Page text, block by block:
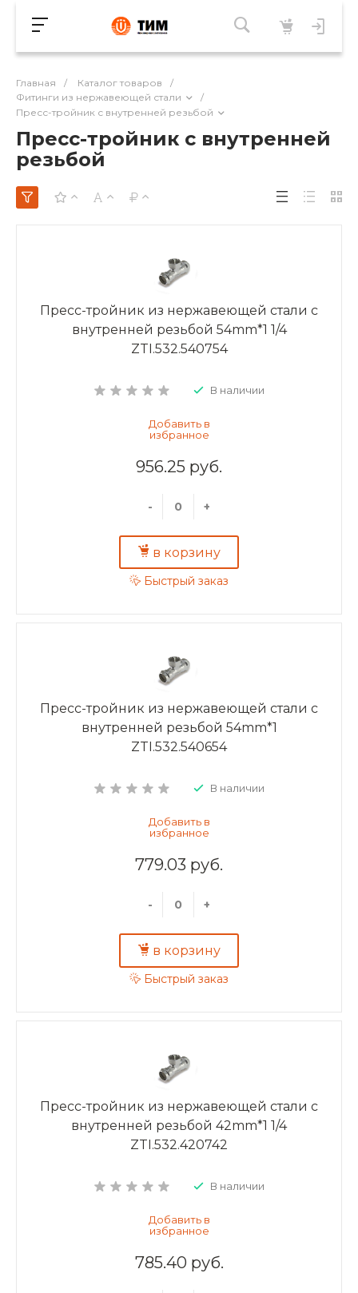
Главная / Каталог товаров
/
Фитинги из нержавеющей стали
/
Пресс-тройник с внутренней резьбой
Пресс-тройник с внутренней
резьбой
Пресс-тройник из нержавеющей стали с
внутренней резьбой 54mm*1 1/4
ZTI.532.540754
В наличии
956.25 руб.
- +
в корзину
Быстрый заказ
Пресс-тройник из нержавеющей стали с
внутренней резьбой 54mm*1
ZTI.532.540654
В наличии
779.03 руб.
- +
в корзину
Быстрый заказ
Пресс-тройник из нержавеющей стали с
внутренней резьбой 42mm*1 1/4
ZTI.532.420742
В наличии
785.40 руб.